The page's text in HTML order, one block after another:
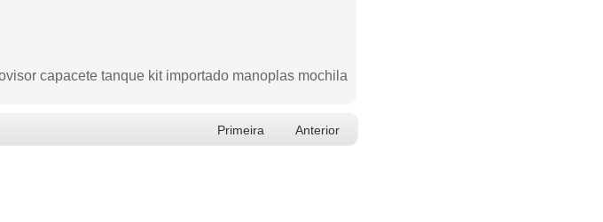
capacete tanque kit importado manoplas mochila
Primeira Anterior